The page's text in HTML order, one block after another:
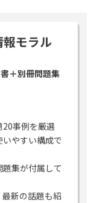
モラル
＋別冊問題集
20事例を厳選
いやすい構成で
集が付属して
新の話題も紹